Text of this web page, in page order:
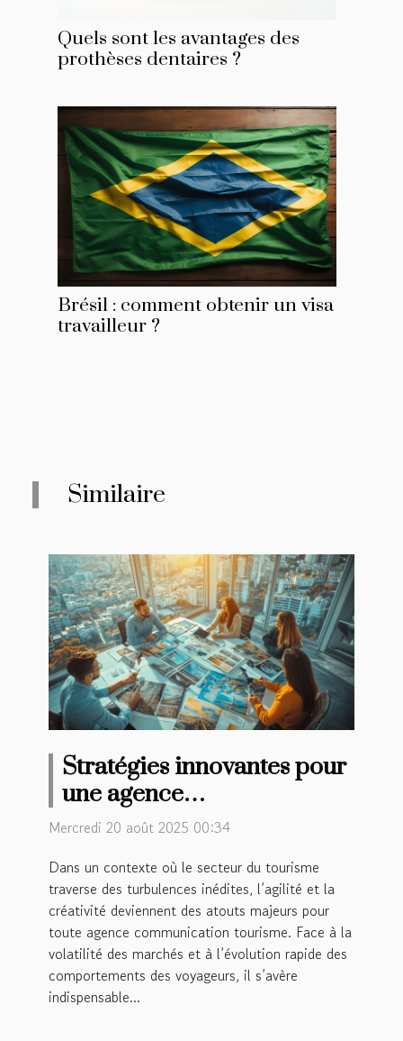
Quels sont les avantages des
prothèses dentaires ?
Brésil : comment obtenir un visa
travailleur ?
Similaire
Stratégies innovantes pour
une agence
communication tourisme
Mercredi 20 août 2025 00:34
Dans un contexte où le secteur du tourisme
traverse des turbulences inédites, l’agilité et la
créativité deviennent des atouts majeurs pour
toute agence communication tourisme. Face à la
volatilité des marchés et à l’évolution rapide des
comportements des voyageurs, il s’avère
indispensable...